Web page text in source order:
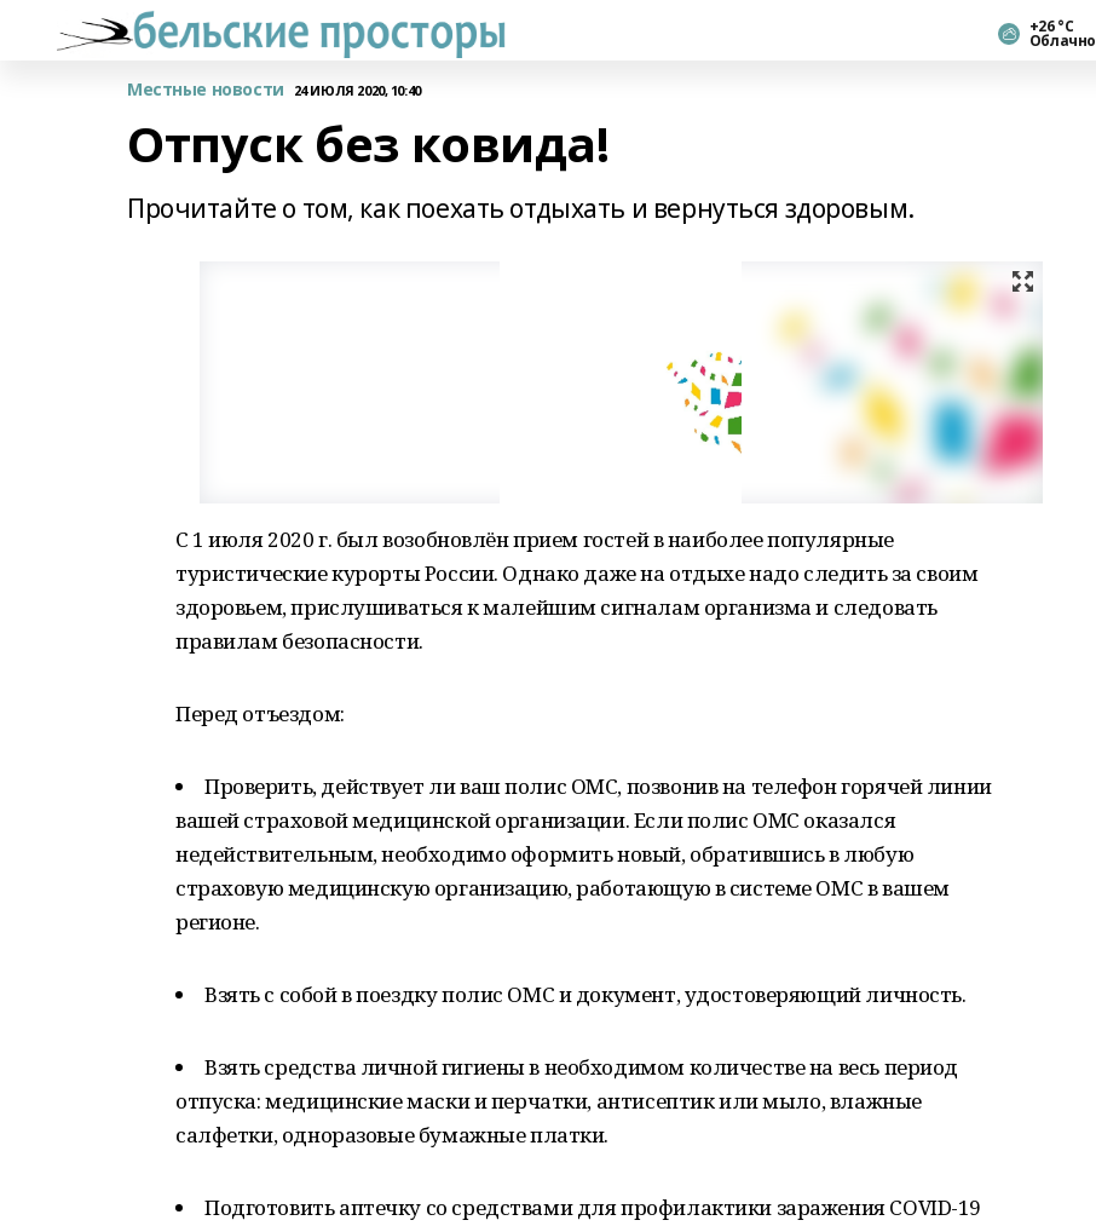
+26 °С
Облачно
Местные новости 24 ИЮЛЯ 2020, 10:40
Отпуск без ковида!
Прочитайте о том, как поехать отдыхать и вернуться здоровым.
С 1 июля 2020 г. был возобновлён прием гостей в наиболее популярные
туристические курорты России. Однако даже на отдыхе надо следить за своим
здоровьем, прислушиваться к малейшим сигналам организма и следовать
правилам безопасности.
Перед отъездом:
Проверить, действует ли ваш полис ОМС, позвонив на телефон горячей линии
вашей страховой медицинской организации. Если полис ОМС оказался
недействительным, необходимо оформить новый, обратившись в любую
страховую медицинскую организацию, работающую в системе ОМС в вашем
регионе.
Взять с собой в поездку полис ОМС и документ, удостоверяющий личность.
Взять средства личной гигиены в необходимом количестве на весь период
отпуска: медицинские маски и перчатки, антисептик или мыло, влажные
салфетки, одноразовые бумажные платки.
Подготовить аптечку со средствами для профилактики заражения COVID-19